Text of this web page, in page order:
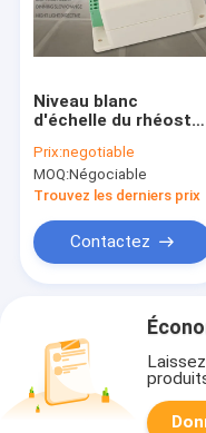
Niveau blanc
d'échelle du rhéostat
plastique DC12v 8a
LED de la CE
Prix:negotiable
MOQ:Négociable
Trouvez les derniers prix
Contactez